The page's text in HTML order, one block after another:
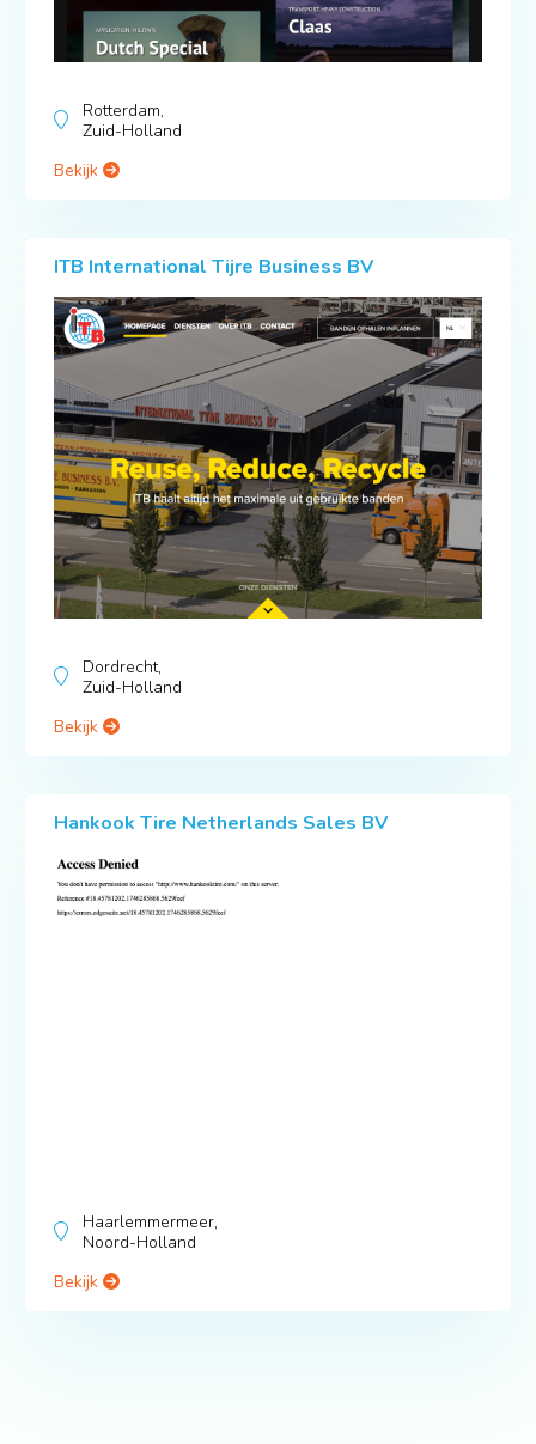
Rotterdam,
Zuid-Holland
Bekijk
ITB International Tijre Business BV
Dordrecht,
Zuid-Holland
Bekijk
Hankook Tire Netherlands Sales BV
Haarlemmermeer,
Noord-Holland
Bekijk